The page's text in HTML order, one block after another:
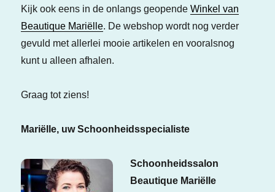
Kijk ook eens in de onlangs geopendeWinkel van
Beautique Mariëlle. De webshop wordt nog verder
gevuld met allerlei mooie artikelen en vooralsnog
kunt u alleen afhalen.
Graag tot ziens!
Mariëlle, uw Schoonheidsspecialiste
Schoonheidssalon
Beautique Mariëlle